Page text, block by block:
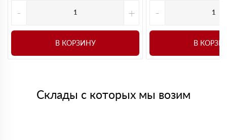
- +
В КОРЗИНУ
-
В
Склады с которых мы возим